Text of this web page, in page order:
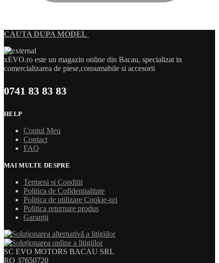
CAUTA DUPA MODEL
xEVO.ro este un magazin online din Bacau, specializat in
comercializarea de piese,consumabile si accesorii
0741 83 83 83
HELP
Contul Meu
Contact
FAQ
MAI MULTE DESPRE
Termeni si Conditii
Politica de Cofidentialitate
Politica de utilizare Cookie-uri
Politica returnare produs
Garanții
SC EVO MOTORS BACAU SRL
RO 37650720